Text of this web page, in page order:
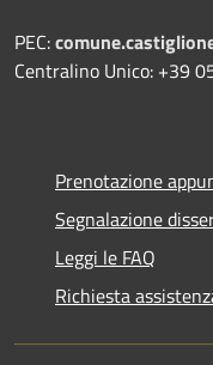
PEC:
Centralino Unico: +39
Prenotazione
Segnalazione
Leggi le FAQ
Richiesta